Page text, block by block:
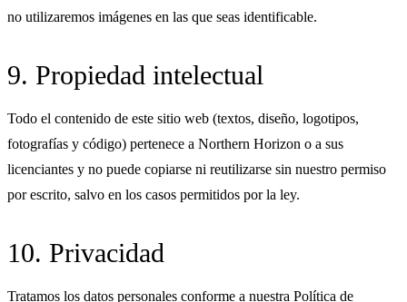
no utilizaremos imágenes en las que seas identificable.
9. Propiedad intelectual
Todo el contenido de este sitio web (textos, diseño, logotipos,
fotografías y código) pertenece a Northern Horizon o a sus
licenciantes y no puede copiarse ni reutilizarse sin nuestro permiso
por escrito, salvo en los casos permitidos por la ley.
10. Privacidad
Tratamos los datos personales conforme a nuestra Política de